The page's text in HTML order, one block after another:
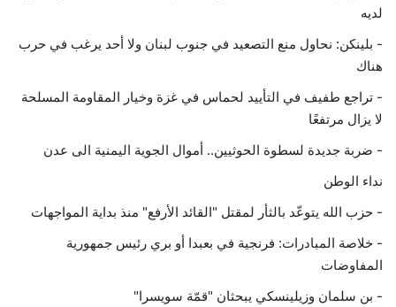
لديه
- بلينكن: نحاول منع التصعيد في جنوب لبنان ولا أحد يرغب في حرب
هناك
- تراجع طفيف في التأييد لحماس في غزة وخيار المقاومة المسلحة
لا يزال مرتفعًا
- ضربة جديدة لسطوة الحوثيين.. أموال الجوية اليمنية الى عدن
نداء الوطن
- حزب الله يتوعّد بالثأر لمقتل "القائد الأرفع" منذ بداية المواجهات
- خلاصة المبادرات: فرنجية في بعبدا أو بري رئيس جمهورية
المفاوضات
- بن سلمان وزيلينسكي يبحثان "قمّة سويسرا"